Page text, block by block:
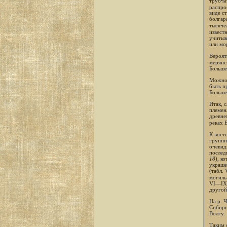
виде
или
Можно
быть
Итак,
реках
К
18),
(табл.
VI—IX
На р.
Волгу.
Таким